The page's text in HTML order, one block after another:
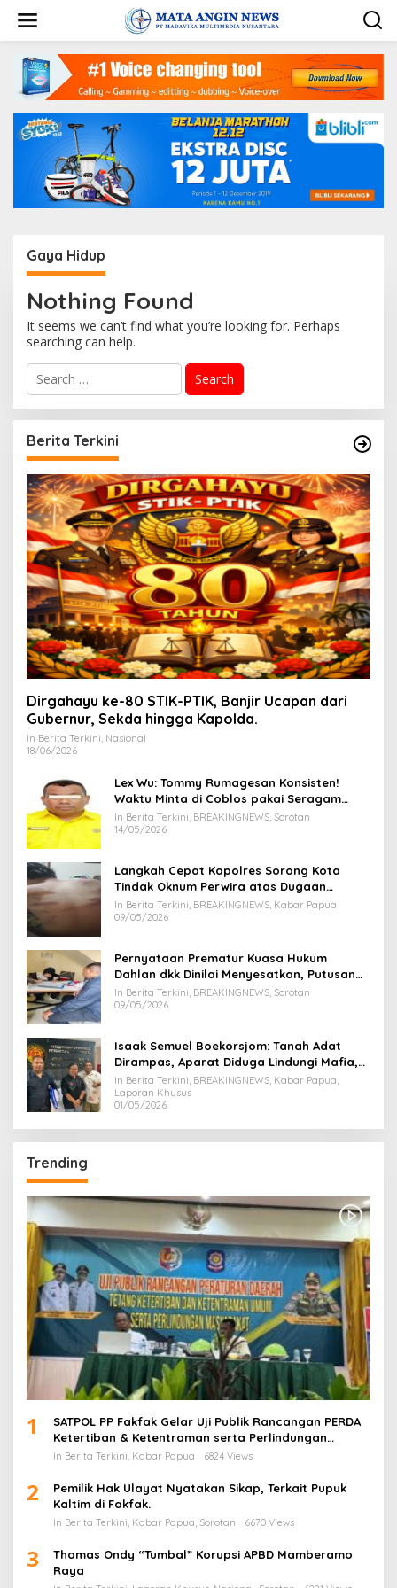
i
Gaya Hidup
Nothing Found
It seems we can’t find what you’re looking for. Perhaps
searching can help.
S
r
c
h
o
r
:
Berita Terkini
Dirgahayu ke-80 STIK-PTIK, Banjir Ucapan dari
Gubernur, Sekda hingga Kapolda.
In Berita Terkini, Nasional
18/06/2026
Lex Wu: Tommy Rumagesan Konsisten!
Waktu Minta di Coblos pakai Seragam
Kuning, Waktu MenCoblos Juga pakai Kaos
Kuning.
In Berita Terkini, BREAKINGNEWS, Sorotan
14/05/2026
Langkah Cepat Kapolres Sorong Kota
Tindak Oknum Perwira atas Dugaan
Kekerasan Brutal Terhadap Anak
In Berita Terkini, BREAKINGNEWS, Kabar Papua
09/05/2026
Pernyataan Prematur Kuasa Hukum
Dahlan dkk Dinilai Menyesatkan, Putusan
PK Isaak Boekorsjom Belum Dipublikasikan
In Berita Terkini, BREAKINGNEWS, Sorotan
09/05/2026
Isaak Semuel Boekorsjom: Tanah Adat
Dirampas, Aparat Diduga Lindungi Mafia,
Kasus Kini Jadi Prioritas ATR/BPN
In Berita Terkini, BREAKINGNEWS, Kabar Papua,
Laporan Khusus
01/05/2026
Trending
1
SATPOL PP Fakfak Gelar Uji Publik Rancangan PERDA
Ketertiban & Ketentraman serta Perlindungan
Masyarakat
In Berita Terkini, Kabar Papua 6824 Views
2
Pemilik Hak Ulayat Nyatakan Sikap, Terkait Pupuk
Kaltim di Fakfak.
In Berita Terkini, Kabar Papua, Sorotan 6670 Views
3
Thomas Ondy “Tumbal” Korupsi APBD Mamberamo
Raya